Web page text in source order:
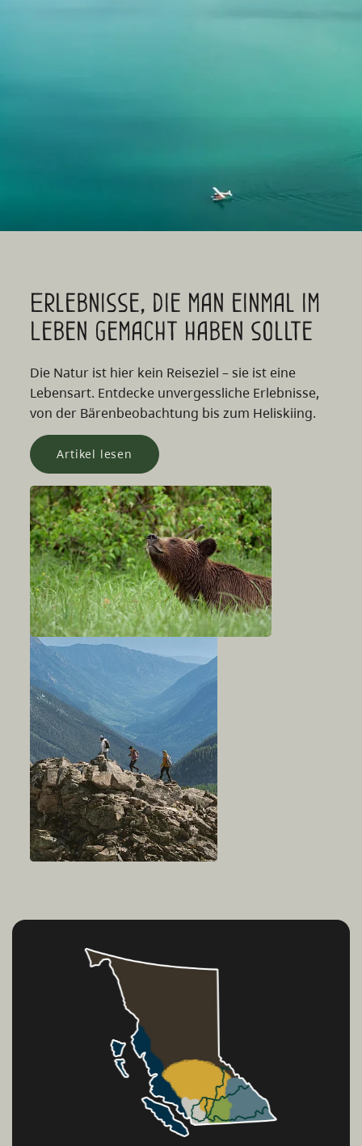
Erlebnisse, die man einmal im
Leben gemacht haben sollte
Die Natur ist hier kein Reiseziel – sie ist eine
Lebensart. Entdecke unvergessliche Erlebnisse,
von der Bärenbeobachtung bis zum Heliskiing.
Artikel lesen